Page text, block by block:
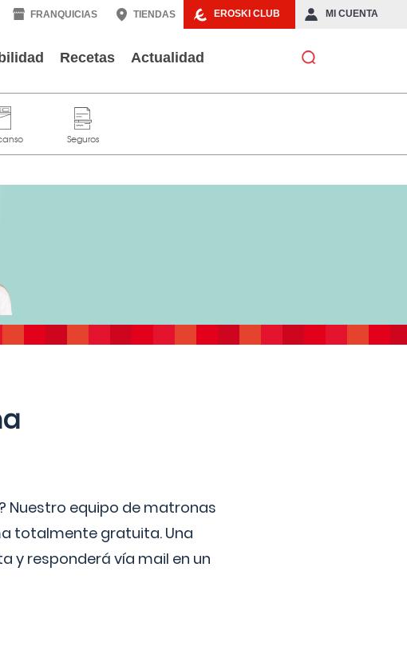
EROSKI CLUB MI CUENTA
FRANQUICIAS TIENDAS
Recetas Actualidad
Nuestro equipo de matronas
totalmente gratuita. Una
y responderá vía mail en un